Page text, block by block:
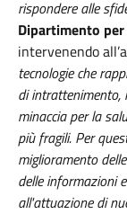
rispondere alle
Dipartimento
intervenendo
tecnologie che
di intrattenimento,
minaccia per la
più fragili. Per
miglioramento
delle informazioni
all'attuazione di